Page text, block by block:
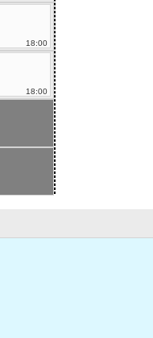
18:00
18:00